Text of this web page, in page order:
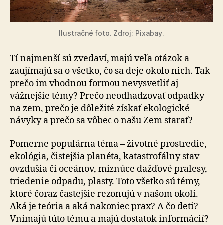
Ilustračné foto. Zdroj: Pixabay.
Tí najmenší sú zvedaví, majú veľa otázok a
zaujímajú sa o všetko, čo sa deje okolo nich. Tak
prečo im vhodnou formou nevysvetliť aj
vážnejšie témy? Prečo neodhadzovať odpadky
na zem, prečo je dôležité získať ekologické
návyky a prečo sa vôbec o našu Zem starať?
Pomerne populárna téma – životné prostredie,
ekológia, čistejšia planéta, katastrofálny stav
ovzdušia či oceánov, miznúce dažďové pralesy,
triedenie odpadu, plasty. Toto všetko sú témy,
ktoré čoraz častejšie rezonujú v našom okolí.
Aká je teória a aká nakoniec prax? A čo deti?
Vnímajú túto tému a majú dostatok informácií?